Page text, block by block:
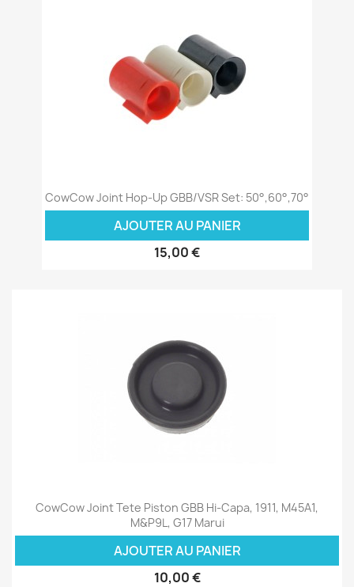
CowCow Joint Hop-Up GBB/VSR Set: 50°,60°,70°
AJOUTER AU PANIER
15,00 €
CowCow Joint Tete Piston GBB Hi-Capa, 1911, M45A1,
M&P9L, G17 Marui
AJOUTER AU PANIER
10,00 €